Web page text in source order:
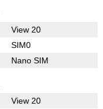
View 20
SIM0
Nano SIM
View 20